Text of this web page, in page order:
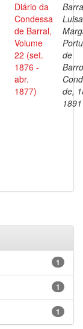
Diário da
Condessa
de Barral,
Volume
22 (set.
1876 -
abr.
1877)
Luisa
de
de,
1891
1
1
1